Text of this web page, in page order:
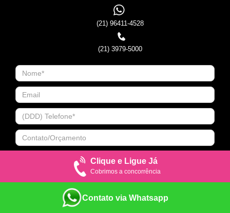
(21) 96411-4528
(21) 3979-5000
Clique e Ligue Já
Cobrimos a concorrência
Contato via Whatsapp